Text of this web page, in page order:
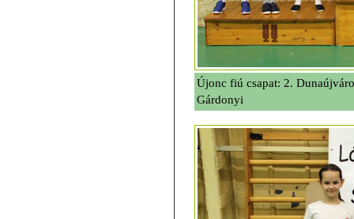
Újonc fiú csapat: 2.
Gárdonyi